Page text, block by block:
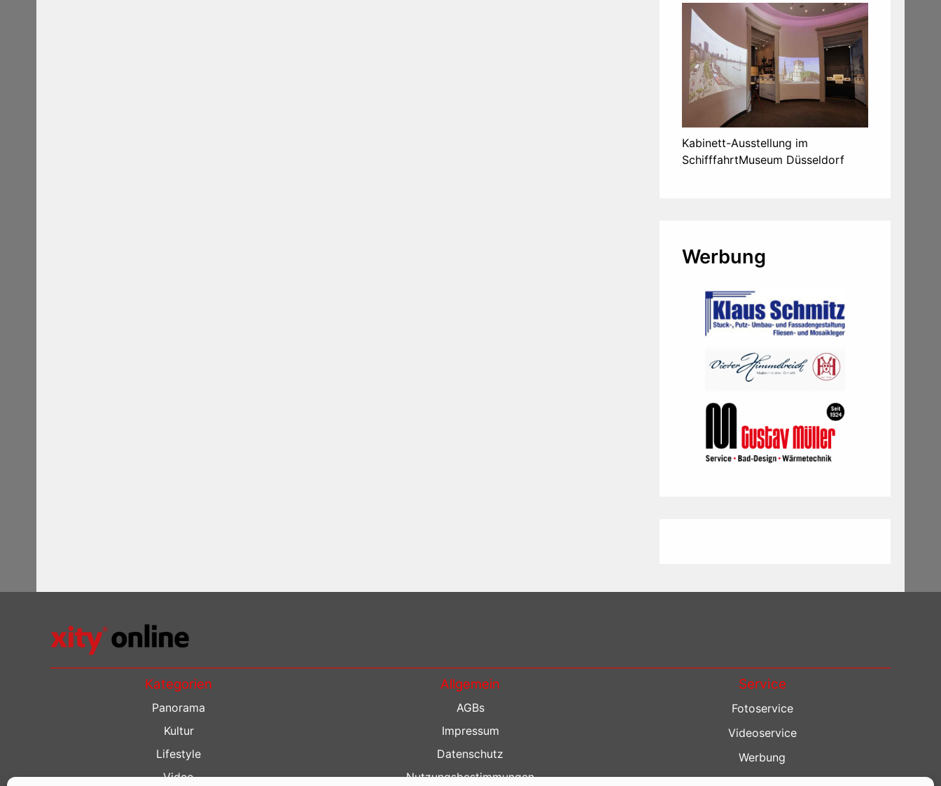
Kabinett-Ausstellung im
SchifffahrtMuseum Düsseldorf
Werbung
Kategorien
Panorama
Kultur
Lifestyle
Video
Allgemein
AGBs
Impressum
Datenschutz
Nutzungsbestimmungen
Service
Fotoservice
Videoservice
Werbung